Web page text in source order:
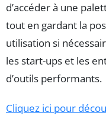
d’accéder à une
tout en gardant la
utilisation si
les start-ups et les
d’outils performants.
Cliquez ici pour